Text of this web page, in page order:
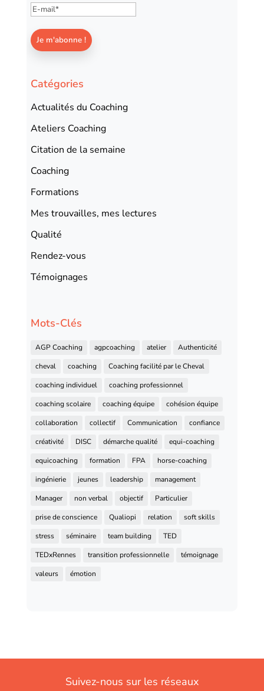
Catégories
Actualités du Coaching
Ateliers Coaching
Citation de la semaine
Coaching
Formations
Mes trouvailles, mes lectures
Qualité
Rendez-vous
Témoignages
Mots-Clés
AGP Coaching agpcoaching atelier
Authenticité
cheval
coaching
Coaching facilité par le Cheval
coaching individuel
coaching professionnel
coaching scolaire
coaching équipe
cohésion équipe
collaboration
collectif Communication
confiance
créativité
DISC démarche qualité
equi-coaching
equicoaching
formation FPA
horse-coaching
ingénierie
jeunes leadership
management
Manager
non verbal objectif
Particulier
prise de conscience
Qualiopi relation
soft skills
stress
séminaire team building
TED
TEDxRennes
transition professionnelle
témoignage
valeurs
émotion
Suivez-nous sur les réseaux